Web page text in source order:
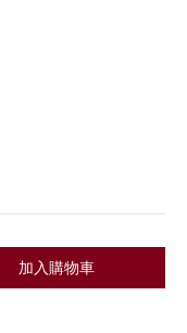
加入購物車